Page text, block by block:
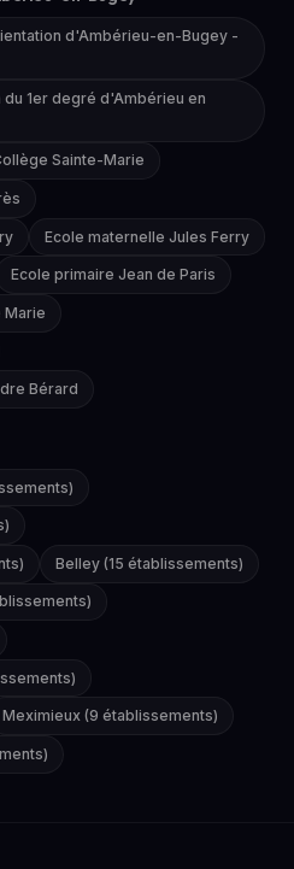
d'Ambérieu-en-Bugey -
1er degré d'Ambérieu en
Sainte-Marie
Ecole maternelle Jules Ferry
Ecole primaire Jean de Paris
Marie
Bérard
Belley (15 établissements)
Meximieux (9 établissements)